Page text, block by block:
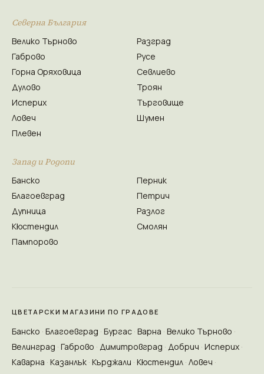
Северна България
Велико Търново
Габрово
Горна Оряховица
Дулово
Исперих
Ловеч
Плевен
Разград
Русе
Севлиево
Троян
Търговище
Шумен
Запад и Родопи
Банско
Благоевград
Дупница
Кюстендил
Пампорово
Перник
Петрич
Разлог
Смолян
ЦВЕТАРСКИ МАГАЗИНИ ПО ГРАДОВЕ
Банско Благоевград Бургас Варна Велико Търново
Велинград Габрово Димитровград Добрич Исперих
Каварна Казанлък Кърджали Кюстендил Ловеч